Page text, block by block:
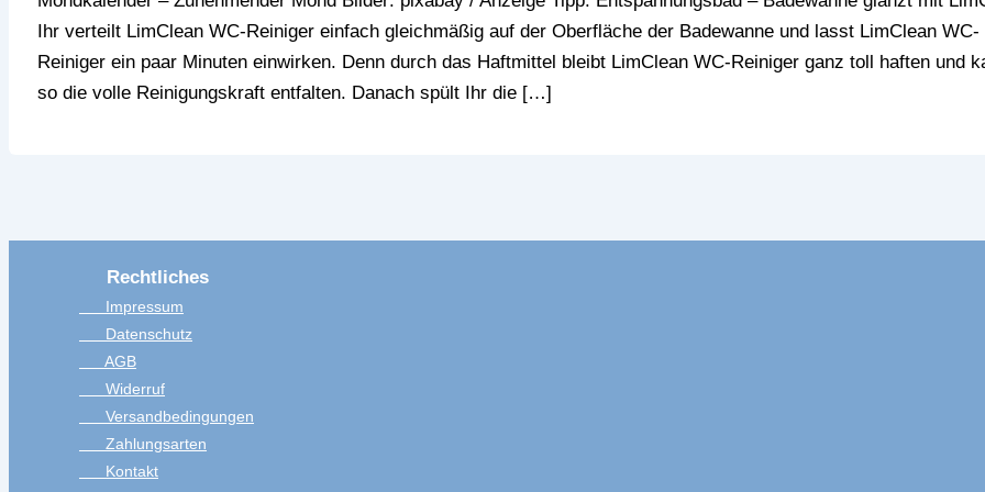
Ihr verteilt LimClean WC-Reiniger einfach gleichmäßig auf der Oberfläche der Badewanne und lasst LimClean WC-
Reiniger ein paar Minuten einwirken. Denn durch das Haftmittel bleibt LimClean WC-Reiniger ganz toll haften und
so die volle Reinigungskraft entfalten. Danach spült Ihr die […]
Rechtliches
Impressum
Datenschutz
AGB
Widerruf
Versandbedingungen
Zahlungsarten
Kontakt